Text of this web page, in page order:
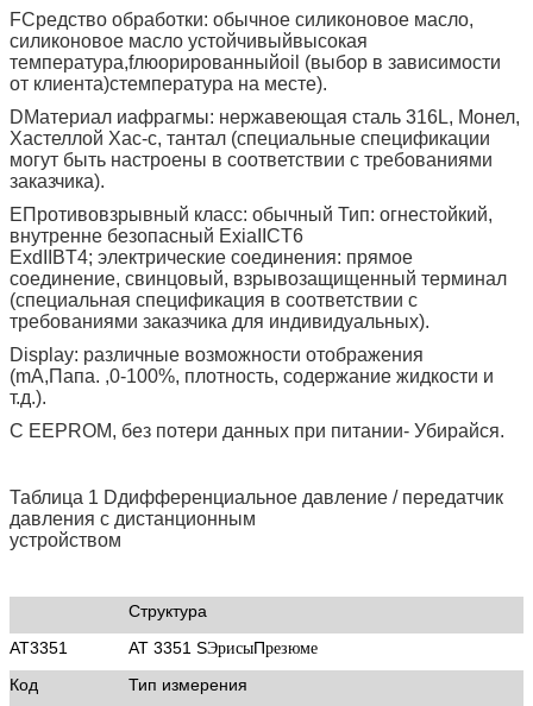
FСредство обработки: обычное силиконовое масло,
силиконовое масло устойчивыйвысокая
температура,fлюорированныйoil (выбор в зависимости
от клиента)стемпература на месте).
DМатериал иафрагмы: нержавеющая сталь 316L, Монел,
Хастеллой Хас-с, тантал (специальные спецификации
могут быть настроены в соответствии с требованиями
заказчика).
ЕПротивовзрывный класс: обычный Тип: огнестойкий,
внутренне безопасный ExiaIICT6
ExdIIBT4; электрические соединения: прямое
соединение, свинцовый, взрывозащищенный терминал
(специальная спецификация в соответствии с
требованиями заказчика для индивидуальных).
Display: различные возможности отображения
(mA,Папа. ,0-100%, плотность, содержание жидкости и
т.д.).
С EEPROM, без потери данных при питании- Убирайся.
Таблица 1 Dдифференциальное давление / передатчик
давления с дистанционным
устройством
Структура
AT3351
AT 3351 SЭрисыПрезюме
Код
Тип измерения